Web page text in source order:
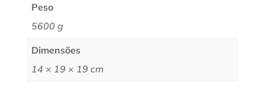
Peso
5600 g
Dimensões
14 × 19 × 19 cm